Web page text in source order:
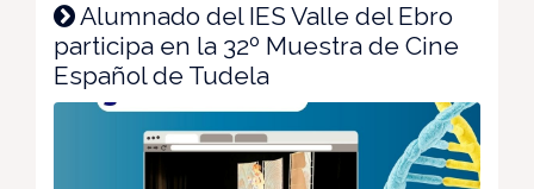
Alumnado del IES Valle del Ebro
participa en la 32º Muestra de Cine
Español de Tudela